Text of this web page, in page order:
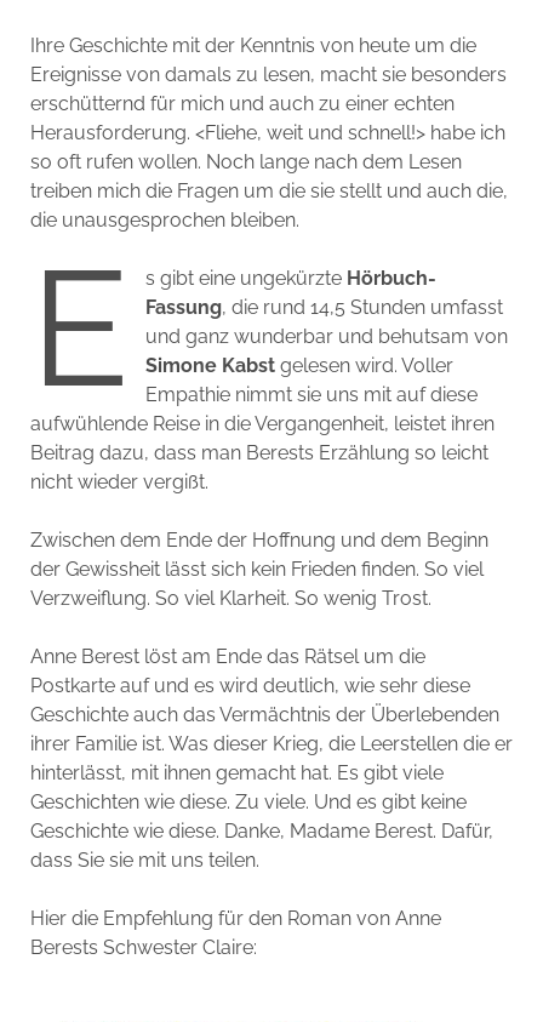
Ihre Geschichte mit der Kenntnis von heute um die
Ereignisse von damals zu lesen, macht sie besonders
erschütternd für mich und auch zu einer echten
Herausforderung. <Fliehe, weit und schnell!> habe ich
so oft rufen wollen. Noch lange nach dem Lesen
treiben mich die Fragen um die sie stellt und auch die,
die unausgesprochen bleiben.
E s gibt eine ungekürzte Hörbuch-
Fassung, die rund 14,5 Stunden umfasst
und ganz wunderbar und behutsam von
Simone Kabst gelesen wird. Voller
Empathie nimmt sie uns mit auf diese
aufwühlende Reise in die Vergangenheit, leistet ihren
Beitrag dazu, dass man Berests Erzählung so leicht
nicht wieder vergißt.
Zwischen dem Ende der Hoffnung und dem Beginn
der Gewissheit lässt sich kein Frieden finden. So viel
Verzweiflung. So viel Klarheit. So wenig Trost.
Anne Berest löst am Ende das Rätsel um die
Postkarte auf und es wird deutlich, wie sehr diese
Geschichte auch das Vermächtnis der Überlebenden
ihrer Familie ist. Was dieser Krieg, die Leerstellen die er
hinterlässt, mit ihnen gemacht hat. Es gibt viele
Geschichten wie diese. Zu viele. Und es gibt keine
Geschichte wie diese. Danke, Madame Berest. Dafür,
dass Sie sie mit uns teilen.
Hier die Empfehlung für den Roman von Anne
Berests Schwester Claire: